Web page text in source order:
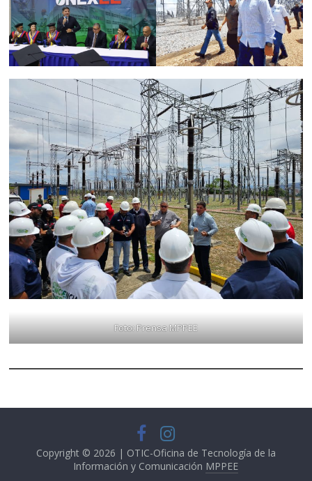
Foto: Prensa MPPEE
Copyright © 2026 | OTIC-Oficina de Tecnología de la
Información y Comunicación MPPEE